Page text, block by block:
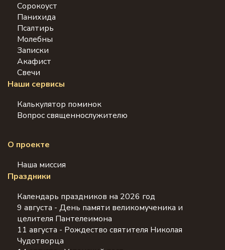
Сорокоуст
Панихида
Псалтирь
Молебны
Записки
Акафист
Свечи
Наши сервисы
Калькулятор поминок
Вопрос священнослужителю
О проекте
Наша миссия
Праздники
Календарь праздников на 2026 год
9 августа - День памяти великомученика и
целителя Пантелеимона
11 августа - Рождество святителя Николая
Чудотворца